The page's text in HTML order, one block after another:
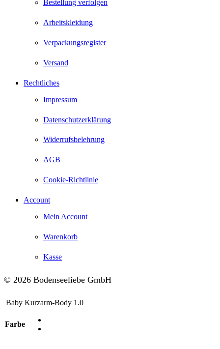
Bestellung verfolgen
Arbeitskleidung
Verpackungsregister
Versand
Rechtliches
Impressum
Datenschutzerklärung
Widerrufsbelehrung
AGB
Cookie-Richtlinie
Account
Mein Account
Warenkorb
Kasse
© 2026 Bodenseeliebe GmbH
Baby Kurzarm-Body 1.0
Farbe